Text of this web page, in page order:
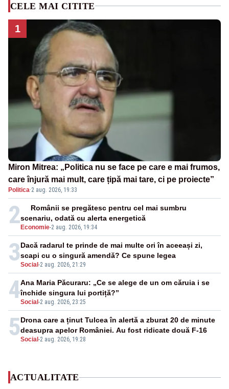
CELE MAI CITITE
1
Miron Mitrea: „Politica nu se face pe care e mai frumos,
care înjură mai mult, care țipă mai tare, ci pe proiecte”
Politica·2 aug. 2026, 19:33
2 Economie-2 aug. 2026, 19:34
Românii se pregătesc pentru cel mai sumbru
scenariu, odată cu alerta energetică
3Social -2 aug. 2026, 21:29
Dacă radarul te prinde de mai multe ori în aceeași zi,
scapi cu o singură amendă? Ce spune legea
4Social -2 aug. 2026, 23:25
Ana Maria Păcuraru: „Ce se alege de un om căruia i se
închide singura lui portiță?”
5Social -2 aug. 2026, 19:28
Drona care a ținut Tulcea în alertă a zburat 20 de minute
deasupra apelor României. Au fost ridicate două F-16
ACTUALITATE